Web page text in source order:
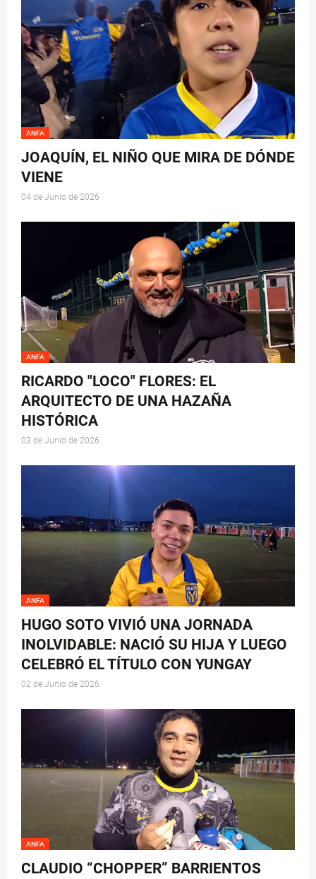
ANFA
JOAQUÍN, EL NIÑO QUE MIRA DE DÓNDE
VIENE
04 de Junio de 2026
ANFA
RICARDO "LOCO" FLORES: EL
ARQUITECTO DE UNA HAZAÑA
HISTÓRICA
03 de Junio de 2026
ANFA
HUGO SOTO VIVIÓ UNA JORNADA
INOLVIDABLE: NACIÓ SU HIJA Y LUEGO
CELEBRÓ EL TÍTULO CON YUNGAY
02 de Junio de 2026
ANFA
CLAUDIO “CHOPPER” BARRIENTOS